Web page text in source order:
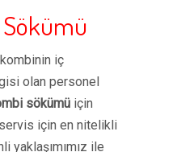
Sökümü
iç
olan personel
sökümü için
için en nitelikli
yaklaşımımız ile